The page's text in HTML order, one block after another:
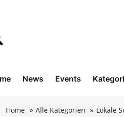
News Events
Home Alle Kategorien Lokale